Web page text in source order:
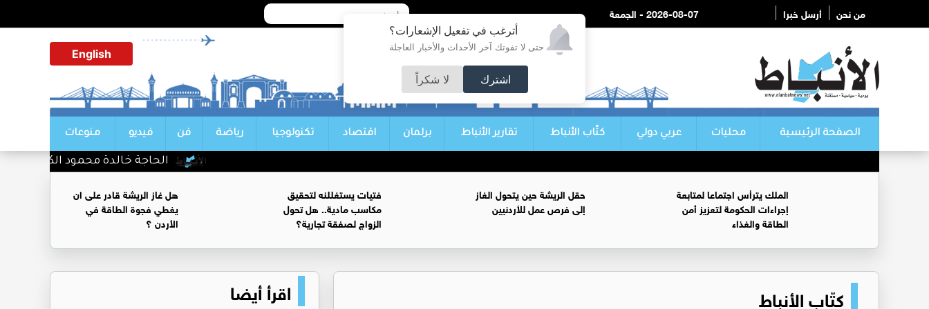
أترغب في تفعيل الإشعارات؟
حتى لا تفوتك آخر الأحداث والأخبار العاجلة
اشترك لا شكراً
من نحن أرسل خبرا 2026-08-07 - الجمعة
English
الصفحة الرئيسية محليات عربي دولي كتّاب الأنباط تقارير الأنباط برلمان اقتصاد تكنولوجيا رياضة فن فيديو منوعات
الحاجة خالدة محمود الكرمي في ذمة
الملك يترأس اجتماعا لمتابعة
إجراءات الحكومة لتعزيز أمن
الطاقة والغذاء
حقل الريشة حين يتحول الغاز
إلى فرص عمل للأردنيين
فتيات يستغللنه لتحقيق
مكاسب مادية.. هل تحول
الزواج لصفقة تجارية؟
هل غاز الريشة قادر على ان
يغطي فجوة الطاقة في
الأردن ؟
كتّاب الأنباط اقرأ أيضا